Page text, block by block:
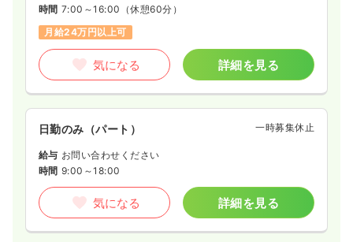
月給19万円以上可
気になる
外来正看護師 一般病院
日勤のみ（常勤） 一時募集休止
給与 18.1〜22.0 万円 /月
時間
（休憩60分）
月給22万円以上可
時間 7:00～16:00 （休憩60分）
月給24万円以上可
気になる 詳細を見る
日勤のみ（パート） 一時募集休止
給与 お問い合わせください
時間 9:00～18:00
気になる 詳細を見る